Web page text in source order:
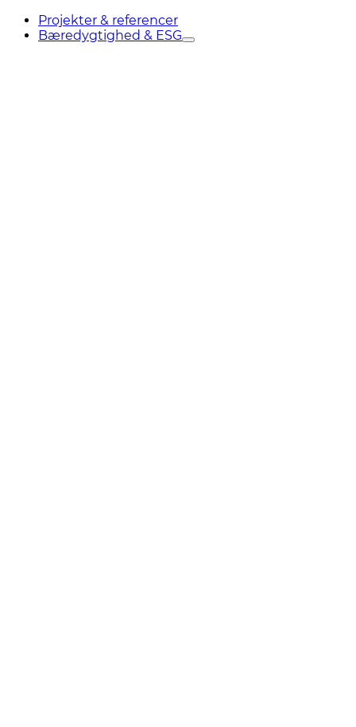
Projekter & referencer
Bæredygtighed & ESG